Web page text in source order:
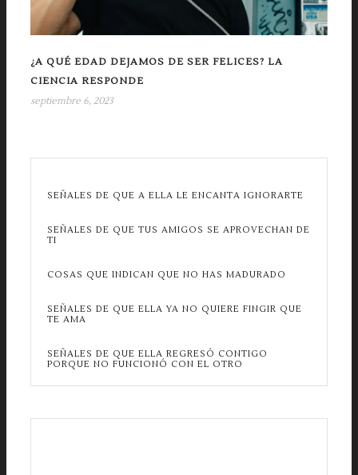
¿A QUÉ EDAD DEJAMOS DE SER FELICES? LA
CIENCIA RESPONDE
septiembre 6, 2023
SEÑALES DE QUE A ELLA LE ENCANTA IGNORARTE
SEÑALES DE QUE TUS AMIGOS SE APROVECHAN DE
TI
COSAS QUE INDICAN QUE NO HAS MADURADO
SEÑALES DE QUE ELLA YA NO QUIERE FINGIR QUE
TE AMA
SEÑALES DE QUE ELLA REGRESÓ CONTIGO
PORQUE NO FUNCIONÓ CON EL OTRO